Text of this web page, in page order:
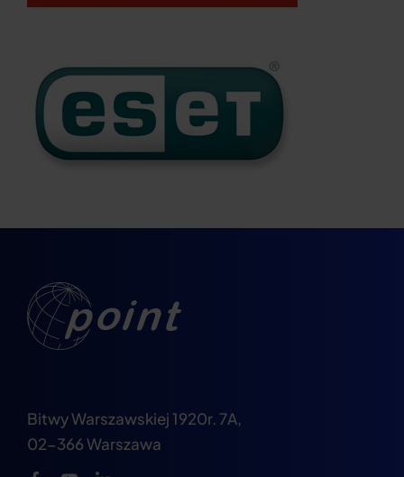
Bitwy Warszawskiej 1920r. 7A,
02-366 Warszawa